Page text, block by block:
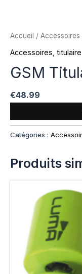
Accueil / Accessoires
Accessoires titulaire
GSM
€48.99
Catégories :
Produits